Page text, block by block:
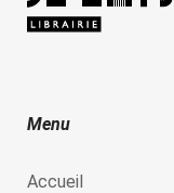
Menu
Accueil